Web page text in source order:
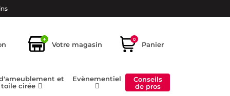
+
Votre magasin
0
Panier
et
toile cirée
Evènementiel
Conseils
de pros